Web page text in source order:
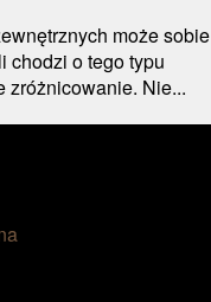
może sobie
chodzi o tego typu
zróżnicowanie. Nie...